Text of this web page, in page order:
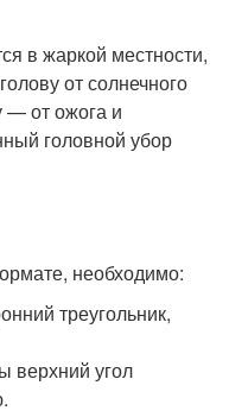
в жаркой местности,
от солнечного
— от ожога и
головной убор
необходимо:
треугольник,
верхний угол